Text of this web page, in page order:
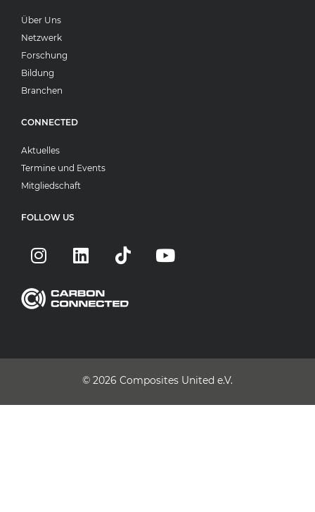
Über Uns
Netzwerk
Forschung
Bildung
Branchen
CONNECTED
Aktuelles
Termine und Events
Mitgliedschaft
FOLLOW US
© 2026 Composites United e.V.